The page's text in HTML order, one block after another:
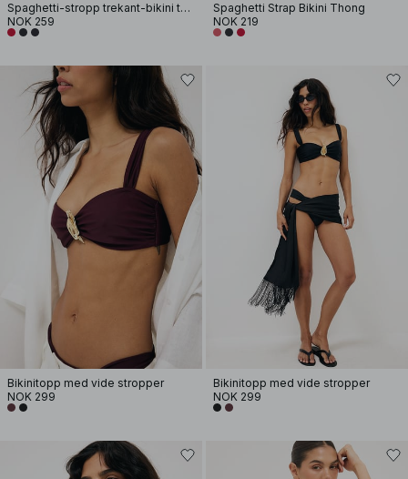
Spaghetti-stropp trekant-bikini topp
NOK 259
Spaghetti Strap Bikini Thong
NOK 219
Bikinitopp med vide stropper
NOK 299
Bikinitopp med vide stropper
NOK 299